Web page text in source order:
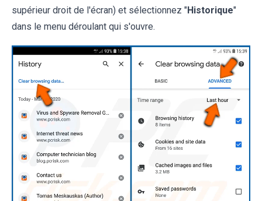
supérieur droit de l'écran) et sélectionnez "Historique"
dans le menu déroulant qui s'ouvre.